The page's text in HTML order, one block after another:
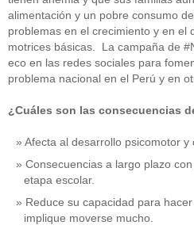
alimentación y un pobre consumo
problemas en el crecimiento y en el
motrices básicas. La campaña de
eco en las redes sociales para
problema nacional en el Perú y en
¿Cuáles son las consecuencias
Afecta al desarrollo psicomotor y
Consecuencias a largo plazo
etapa escolar.
Reduce su capacidad para
implique moverse mucho.